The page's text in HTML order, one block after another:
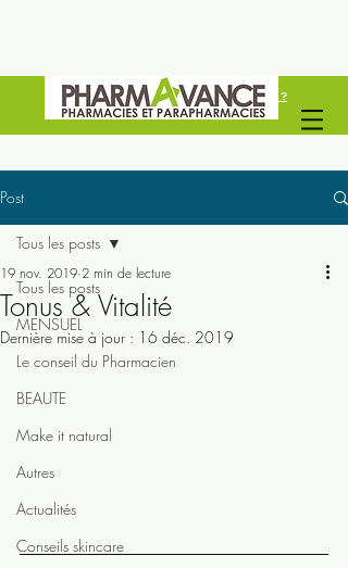
Vous êtes un professionel de santé ?
Découvrez Pharmavance Groupe
Post
Tous les posts
MENSUEL
Le conseil du Pharmacien
BEAUTE
Make it natural
Autres
Actualités
Conseils skincare
Tous les posts
Tonus & Vitalité
19 nov. 2019 2 min de lecture
Dernière mise à jour : 16 déc. 2019